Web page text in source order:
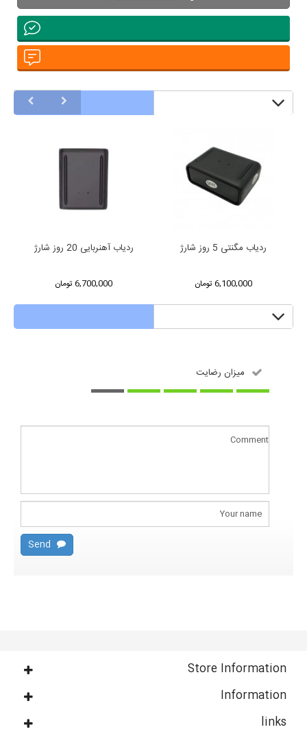
ردیاب آهنربایی 20 روز شارژ
6,700,000 تومان
ردیاب مگنتی 5 روز شارژ
6,100,000 تومان
میزان رضایت
Store Information
Information
links